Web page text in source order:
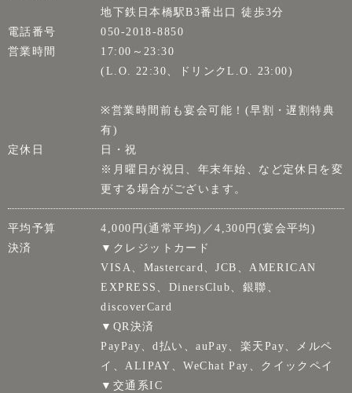
地下鉄日本橋駅B3番出口 徒歩3分
電話番号
050-2018-8850
営業時間
17:00～23:30
(L.O. 22:30、ドリンクL.O. 23:00)
※営業時間前も宴会可能！(早割・遅割特典
有)
定休日
日・祝
※月曜日が祝日、年末年始、など定休日を変
更する場合がございます。
平均予算
4,000円(通常平均)／4,300円(宴会平均)
決済
▼クレジットカード
VISA、Mastercard、JCB、AMERICAN
EXPRESS、DinersClub、銀聯、
discoverCard
▼QR決済
PayPay、d払い、auPay、楽天Pay、メルペ
イ、ALIPAY、WeChat Pay、クイックペイ
▼交通系IC